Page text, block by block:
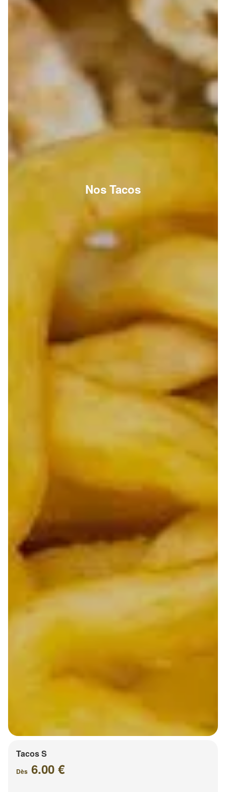
Nos Tacos
Tacos S
Dès 6.00 €